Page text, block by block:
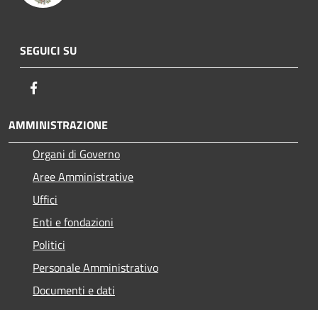
SEGUICI SU
AMMINISTRAZIONE
Organi di Governo
Aree Amministrative
Uffici
Enti e fondazioni
Politici
Personale Amministrativo
Documenti e dati